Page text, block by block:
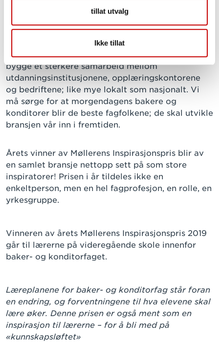
tillat utvalg
Ikke tillat
Juryen ønsker å komme med en oppfordring til
fagutdanningen, skolene og lærerne i sitt lokale
miljø. Alle som forstår hvor viktig det er å satse
på fagutdanning og kompetanse må være med å
bygge et sterkere samarbeid mellom
utdanningsinstitusjonene, opplæringskontorene
og bedriftene; like mye lokalt som nasjonalt. Vi
må sørge for at morgendagens bakere og
konditorer blir de beste fagfolkene; de skal utvikle
bransjen vår inn i fremtiden.
Årets vinner av Møllerens Inspirasjonspris blir av
en samlet bransje nettopp sett på som store
inspiratorer! Prisen i år tildeles ikke en
enkeltperson, men en hel fagprofesjon, en rolle, en
yrkesgruppe.
Vinneren av årets Møllerens Inspirasjonspris 2019
går til lærerne på videregående skole innenfor
baker- og konditorfaget.
Læreplanene for baker- og konditorfag står foran
en endring, og forventningene til hva elevene skal
lære øker. Denne prisen er også ment som en
inspirasjon til lærerne – for å bli med på
«kunnskapsløftet»